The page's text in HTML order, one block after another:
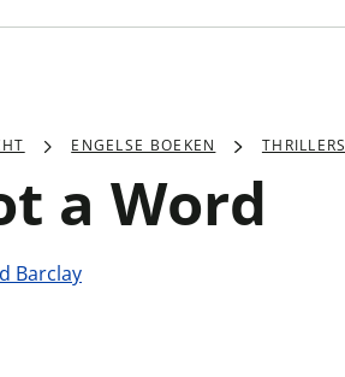
ENGELSE BOEKEN THRILLERS
a Word
Barclay